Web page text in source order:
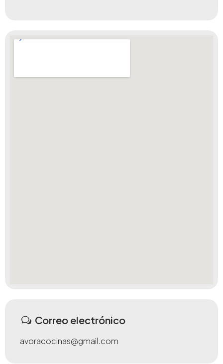
Correo electrónico
avoracocinas@gmail.com